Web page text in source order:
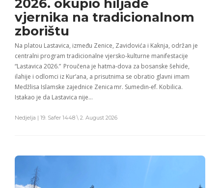
2026. okupio hiljade
vjernika na tradicionalnom
zborištu
Na platou Lastavica, između Zenice, Zavidovića i Kaknja, održan je
centralni program tradicionalne vjersko-kulturne manifestacije
“Lastavica 2026.” Proučena je hatma-dova za bosanske šehide,
ilahije i odlomci iz Kur’ana, a prisutnima se obratio glavni imam
Medžlisa Islamske zajednice Zenica mr. Sumedin-ef. Kobilica.
Istakao je da Lastavica nije…
Nedjelja | 19. Safer 1448 \ 2. August 2026